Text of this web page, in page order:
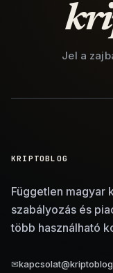
Jel a
KRIPTOBLOG
Független magyar
szabályozás és
több használható
✉